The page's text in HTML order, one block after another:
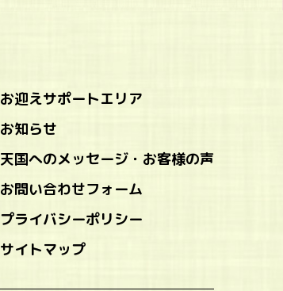
お迎えサポートエリア
お知らせ
天国へのメッセージ・お客様の声
お問い合わせフォーム
プライバシーポリシー
サイトマップ